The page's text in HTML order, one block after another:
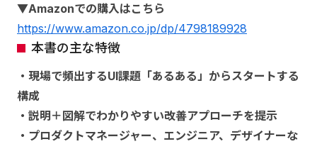
▼Amazonでの購入はこちら
https://www.amazon.co.jp/dp/4798189928
本書の主な特徴
・現場で頻出するUI課題「あるある」からスタートする
構成
・説明＋図解でわかりやすい改善アプローチを提示
・プロダクトマネージャー、エンジニア、デザイナーな